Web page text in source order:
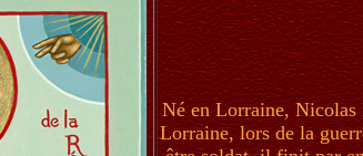
Né en Lorraine, Nicolas
Lorraine, lors de la